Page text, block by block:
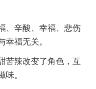
、辛酸、幸福、悲伤
福无关。
苦辣改变了角色，互
。